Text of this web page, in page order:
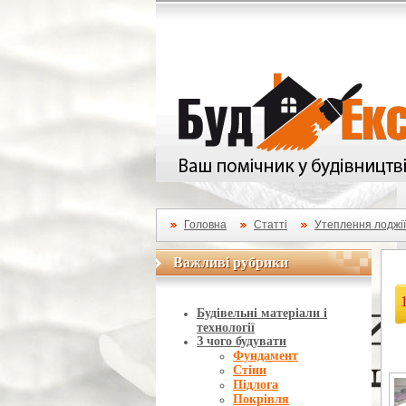
Головна Статті Утеплення
Важливі рубрики
Важливі рубрики
Будівельні матеріали і
технології
З чого будувати
Фундамент
Стіни
Підлога
Покрівля